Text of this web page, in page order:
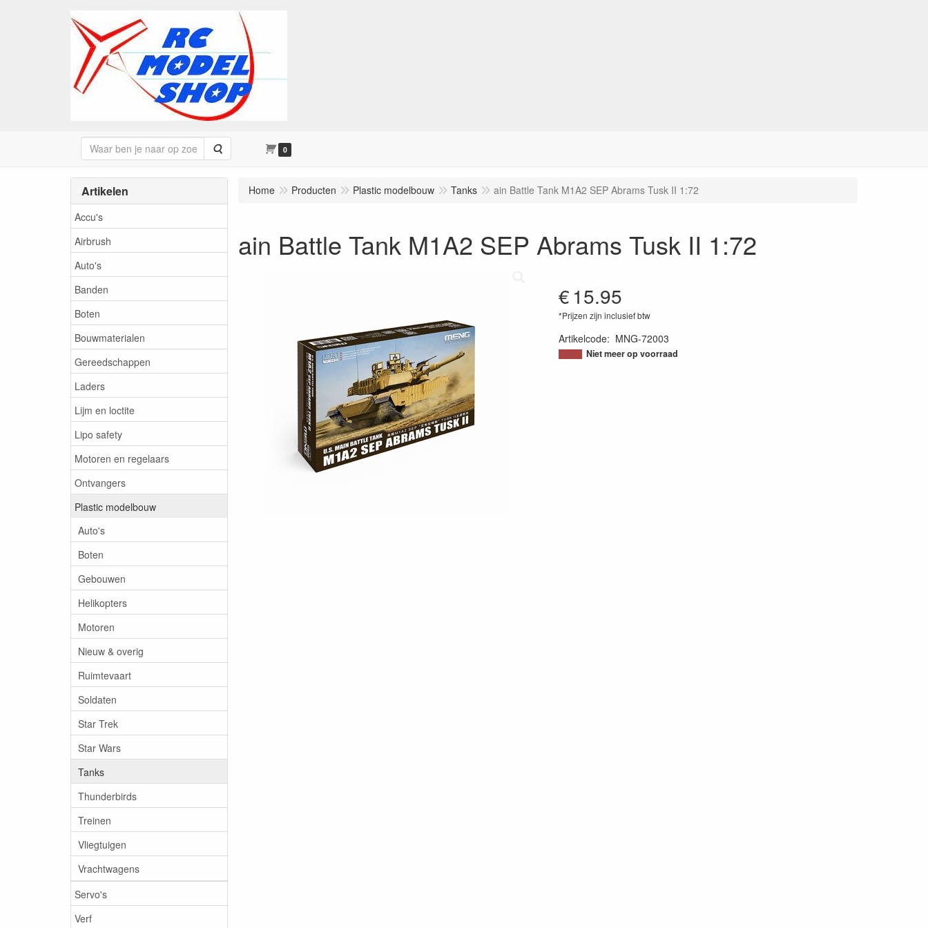
Zoeken 0
Artikelen
Accu's
Airbrush
Auto's
Banden
Boten
Bouwmaterialen
Gereedschappen
Laders
Lijm en loctite
Lipo safety
Motoren en regelaars
Ontvangers
Plastic modelbouw
Auto's
Boten
Gebouwen
Helikopters
Motoren
Nieuw & overig
Ruimtevaart
Soldaten
Star Trek
Star Wars
Tanks
Thunderbirds
Treinen
Vliegtuigen
Vrachtwagens
Servo's
Verf
Home Producten Plastic modelbouw Tanks ain Battle Tank M1A2 SEP Abrams Tusk II 1:72
ain Battle Tank M1A2 SEP Abrams Tusk II 1:72
€15.95
*Prijzen zijn inclusief btw
Artikelcode: MNG-72003
4897038553792
Niet meer op voorraad